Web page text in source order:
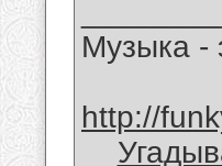
Музыка -
http://